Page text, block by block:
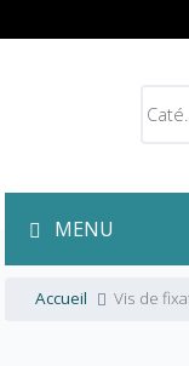
MENU
Accueil Vis de